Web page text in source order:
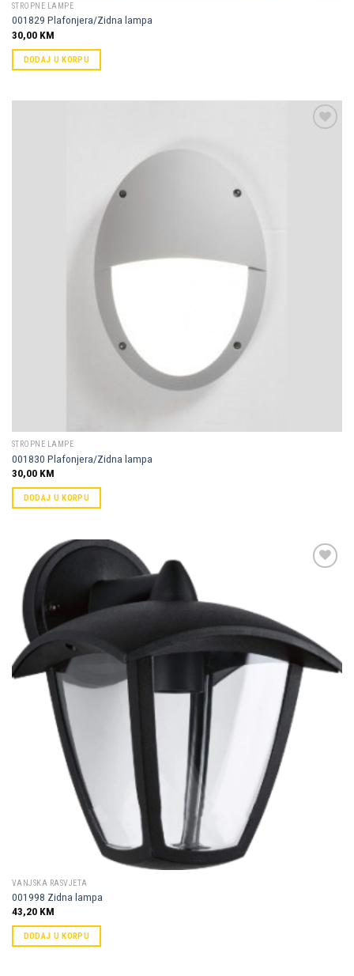
STROPNE LAMPE
001829 Plafonjera/Zidna lampa
30,00 KM
DODAJ U KORPU
STROPNE LAMPE
001830 Plafonjera/Zidna lampa
30,00 KM
DODAJ U KORPU
VANJSKA RASVJETA
001998 Zidna lampa
43,20 KM
DODAJ U KORPU